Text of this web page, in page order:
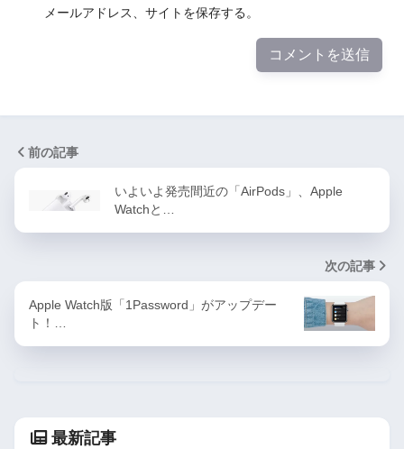
メールアドレス、サイトを保存する。
前の記事
いよいよ発売間近の「AirPods」、Apple
Watchと…
次の記事
Apple Watch版「1Password」がアップデー
ト！…
最新記事